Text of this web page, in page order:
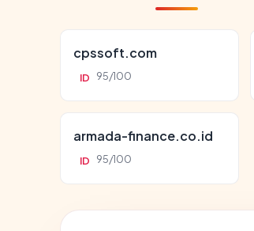
cpssoft.com
ID 95/100
armada-finance.co.id
ID 95/100